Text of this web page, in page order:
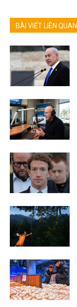
BÀI VIẾT LIÊN QUAN